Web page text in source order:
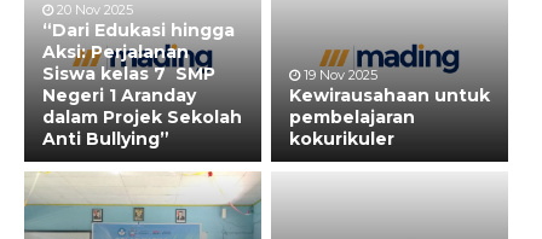
20 Nov 2025
“Dari Edukasi hingga
Aksi: Perjalanan
Siswa kelas 7 SMP
Negeri 1 Aranday
dalam Projek Sekolah
Anti Bullying”
19 Nov 2025
Kewirausahaan untuk
pembelajaran
kokurikuler